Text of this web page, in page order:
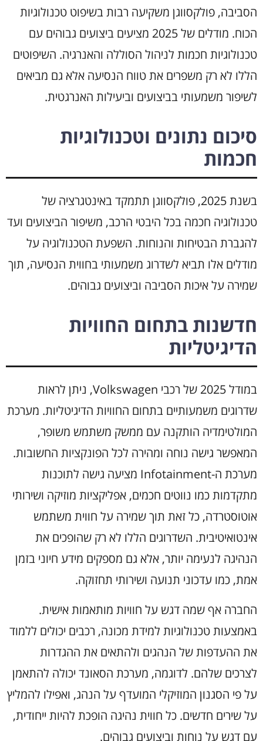
הסביבה, פולקסווגן משקיעה רבות בשיפוט טכנולוגיות
הכוח. מודלים של 2025 מציעים ביצועים גבוהים עם
טכנולוגיות חכמות לניהול הסוללה והאנרגיה. השיפוטים
הללו לא רק משפרים את טווח הנסיעה אלא גם מביאים
לשיפור משמעותי בביצועים וביעילות האנרגטית.
סיכום נתונים וטכנולוגיות
חכמות
בשנת 2025, פולקסווגן תתמקד באינטגרציה של
טכנולוגיה חכמה בכל היבטי הרכב, משיפור הביצועים ועד
להגברת הבטיחות והנוחות. השפעת הטכנולוגיה על
מודלים אלו תביא לשדרוג משמעותי בחווית הנסיעה, תוך
שמירה על איכות הסביבה וביצועים גבוהים.
חדשנות בתחום החוויות
הדיגיטליות
במודל 2025 של רכבי Volkswagen, ניתן לראות
שדרוגים משמעותיים בתחום החוויות הדיגיטליות. מערכת
המולטימדיה הותקנה עם ממשק משתמש משופר,
המאפשר גישה נוחה ומהירה לכל הפונקציות החשובות.
מערכת ה-Infotainment מציעה גישה לתוכנות
מתקדמות כמו נווטים חכמים, אפליקציות מוזיקה ושירותי
אוטוסטרדה, כל זאת תוך שמירה על חווית משתמש
אינטואיטיבית. השדרוגים הללו לא רק שהופכים את
הנהיגה לנעימה יותר, אלא גם מספקים מידע חיוני בזמן
אמת, כמו עדכוני תנועה ושירותי תחזוקה.
החברה אף שמה דגש על חוויות מותאמות אישית.
באמצעות טכנולוגיות למידת מכונה, רכבים יכולים ללמוד
את ההעדפות של הנהגים ולהתאים את ההגדרות
לצרכים שלהם. לדוגמה, מערכת הסאונד יכולה להתאמן
על פי הסגנון המוזיקלי המועדף על הנהג, ואפילו להמליץ
על שירים חדשים. כל חווית נהיגה הופכת להיות ייחודית,
עם דגש על נוחות וביצועים גבוהים.